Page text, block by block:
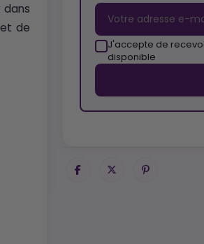
dans
de
J'accepte de
disponible